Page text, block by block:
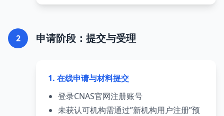
2 申请阶段：提交与受理
1. 在线申请与材料提交
登录CNAS官网注册账号
未获认可机构需通过”新机构用户注册”预